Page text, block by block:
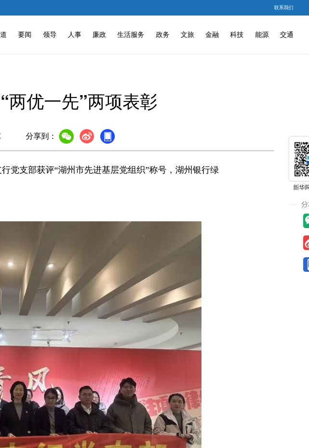
联系我们
要闻 领导 人事 廉政 生活服务 政务 文旅 金融 科技 能源 交通
两优一先”两项表彰
分享到：
支部获评“湖州市先进基层党组织”称号，湖州银行绿